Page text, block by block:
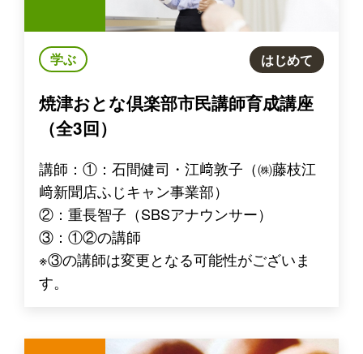
学ぶ はじめて
焼津おとな倶楽部市民講師育成講座
（全3回）
講師：①：石間健司・江﨑敦子（㈱藤枝江
﨑新聞店ふじキャン事業部）
②：重長智子（SBSアナウンサー）
③：①②の講師
※③の講師は変更となる可能性がございま
す。